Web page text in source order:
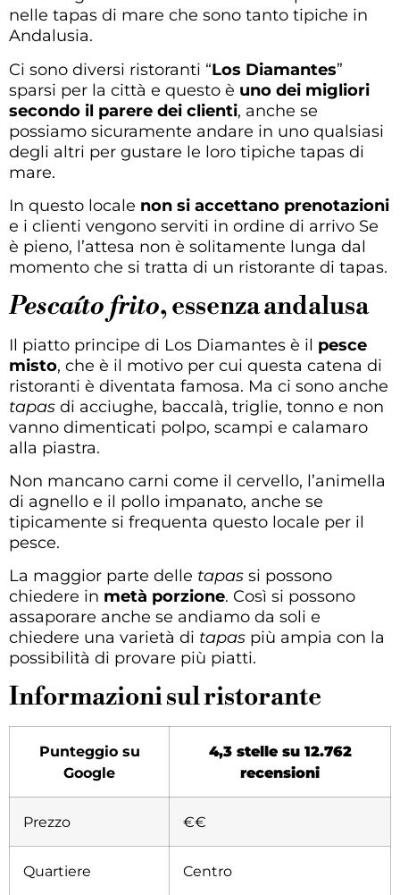
nelle tapas di mare che sono tanto tipiche in
Andalusia.
Ci sono diversi ristoranti “Los Diamantes”
sparsi per la città e questo è uno dei migliori
secondo il parere dei clienti, anche se
possiamo sicuramente andare in uno qualsiasi
degli altri per gustare le loro tipiche tapas di
mare.
In questo locale non si accettano prenotazioni
e i clienti vengono serviti in ordine di arrivo Se
è pieno, l’attesa non è solitamente lunga dal
momento che si tratta di un ristorante di tapas.
Pescaíto frito, essenza andalusa
Il piatto principe di Los Diamantes è il pesce
misto, che è il motivo per cui questa catena di
ristoranti è diventata famosa. Ma ci sono anche
tapas di acciughe, baccalà, triglie, tonno e non
vanno dimenticati polpo, scampi e calamaro
alla piastra.
Non mancano carni come il cervello, l’animella
di agnello e il pollo impanato, anche se
tipicamente si frequenta questo locale per il
pesce.
La maggior parte delle tapas si possono
chiedere in metà porzione. Così si possono
assaporare anche se andiamo da soli e
chiedere una varietà di tapas più ampia con la
possibilità di provare più piatti.
Informazioni sul ristorante
Punteggio su
Google
4,3 stelle su 12.762
recensioni
Prezzo €€
Quartiere Centro